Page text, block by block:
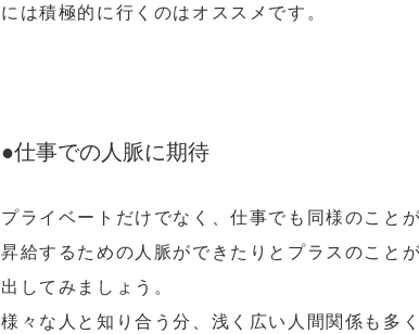
には積極的に行くのはオススメです。
●仕事での人脈に期待
プライベートだけでなく、仕事でも同様のことが
昇給するための人脈ができたりとプラスのこと
出してみましょう。
様々な人と知り合う分、浅く広い人間関係も多